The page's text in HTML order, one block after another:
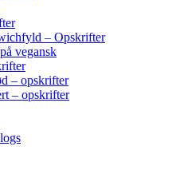
– Opskrifter
vegansk
– opskrifter
– opskrifter